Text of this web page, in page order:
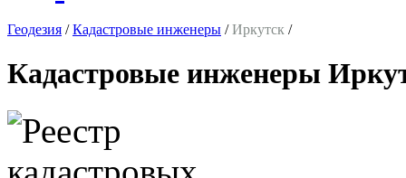
Геодезия /Кадастровые инженеры /Иркутск /
Кадастровые инженеры